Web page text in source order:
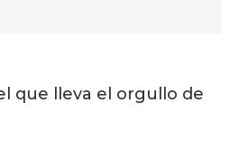
que lleva el orgullo de